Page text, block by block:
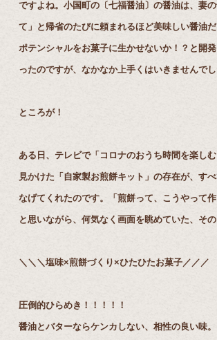
ですよね。⼩国町の〔七福醤油〕の醤油は、妻
て」と帰省のたびに頼まれるほど美味しい醤油
ポテンシャルをお菓⼦に⽣かせないか！？と開
ったのですが、なかなか上⼿くはいきませんでし
ところが！
ある⽇、テレビで「コロナのおうち時間を楽し
⾒かけた「⾃家製お煎餅キット」の存在が、す
なげてくれたのです。「煎餅って、こうやって作
と思いながら、何気なく画⾯を眺めていた、その
＼＼＼塩味×煎餅づくり×ひたひたお菓⼦／／／
圧倒的ひらめき！！！！！
醤油とバターならケンカしない、相性の良い味